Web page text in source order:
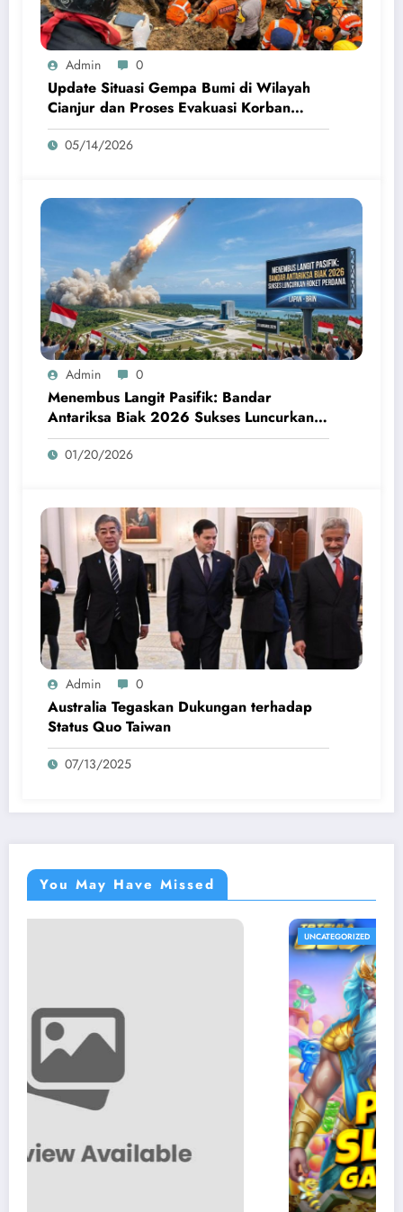
Admin 0
Update Situasi Gempa Bumi di Wilayah
Cianjur dan Proses Evakuasi Korban
Terdampak
05/14/2026
Admin 0
Menembus Langit Pasifik: Bandar
Antariksa Biak 2026 Sukses Luncurkan
Roket Perdana
01/20/2026
Admin 0
Australia Tegaskan Dukungan terhadap
Status Quo Taiwan
07/13/2025
You May Have Missed